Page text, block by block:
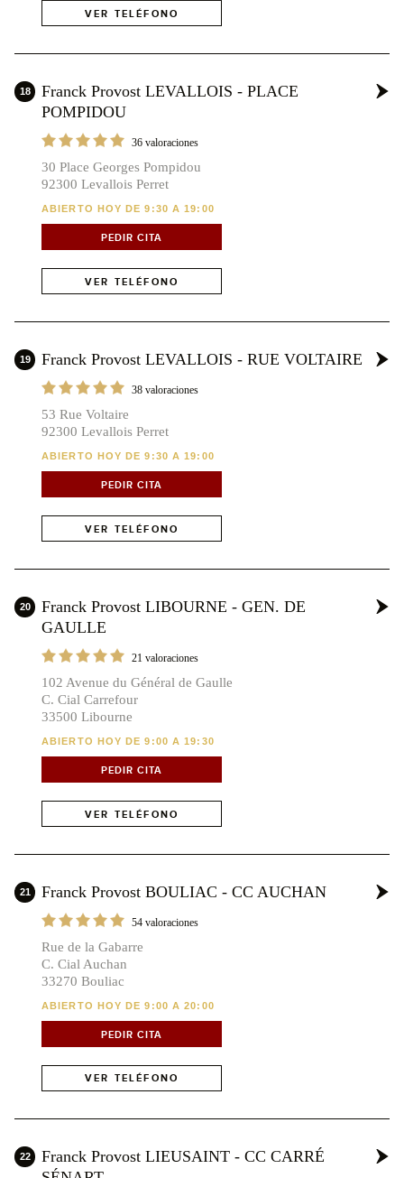
VER TELÉFONO
18
Franck Provost LEVALLOIS - PLACE
POMPIDOU
36 valoraciones
30 Place Georges Pompidou
92300 Levallois Perret
ABIERTO HOY DE 9:30 A 19:00
PEDIR CITA
VER TELÉFONO
19 Franck Provost LEVALLOIS - RUE VOLTAIRE
38 valoraciones
53 Rue Voltaire
92300 Levallois Perret
ABIERTO HOY DE 9:30 A 19:00
PEDIR CITA
VER TELÉFONO
20
Franck Provost LIBOURNE - GEN. DE
GAULLE
21 valoraciones
102 Avenue du Général de Gaulle
C. Cial Carrefour
33500 Libourne
ABIERTO HOY DE 9:00 A 19:30
PEDIR CITA
VER TELÉFONO
21 Franck Provost BOULIAC - CC AUCHAN
54 valoraciones
Rue de la Gabarre
C. Cial Auchan
33270 Bouliac
ABIERTO HOY DE 9:00 A 20:00
PEDIR CITA
VER TELÉFONO
22
Franck Provost LIEUSAINT - CC CARRÉ